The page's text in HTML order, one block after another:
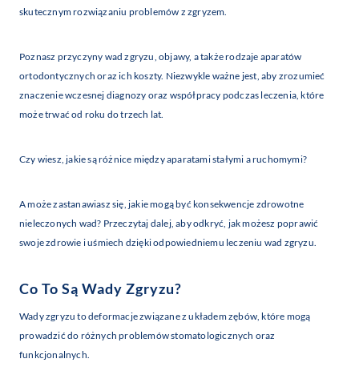
skutecznym rozwiązaniu problemów z zgryzem.
Poznasz przyczyny wad zgryzu, objawy, a także rodzaje aparatów
ortodontycznych oraz ich koszty. Niezwykle ważne jest, aby zrozumieć
znaczenie wczesnej diagnozy oraz współpracy podczas leczenia, które
może trwać od roku do trzech lat.
Czy wiesz, jakie są różnice między aparatami stałymi a ruchomymi?
A może zastanawiasz się, jakie mogą być konsekwencje zdrowotne
nieleczonych wad? Przeczytaj dalej, aby odkryć, jak możesz poprawić
swoje zdrowie i uśmiech dzięki odpowiedniemu leczeniu wad zgryzu.
Co To Są Wady Zgryzu?
Wady zgryzu to deformacje związane z układem zębów, które mogą
prowadzić do różnych problemów stomatologicznych oraz
funkcjonalnych.